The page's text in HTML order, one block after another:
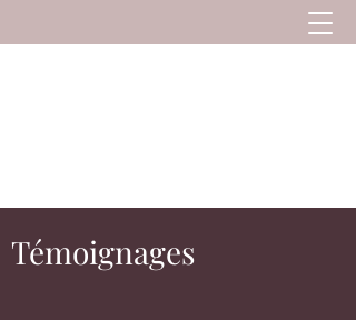
Témoignages